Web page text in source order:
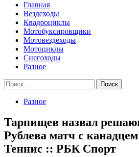
Главная
Вездеходы
Квадроциклы
Мотобуксировщики
Мотовездеходы
Мотоциклы
Снегоходы
Разное
Найти:
Разное
Тарпищев назвал
Рублева матч с
Теннис :: РБК Спорт